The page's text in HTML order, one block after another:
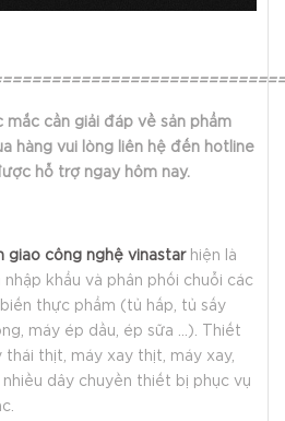
mắc cần giải đáp về sản phẩm
hàng vui lòng liên hệ đến hotline
hỗ trợ ngay hôm nay.
giao công nghệ vinastarhiện là
khẩu và phân phối chuỗi các
thực phẩm (tủ hấp, tủ sấy
máy ép dầu, ép sữa ...). Thiết
thịt, máy xay thịt, máy xay,
nhiều dây chuyền thiết bị phục vụ